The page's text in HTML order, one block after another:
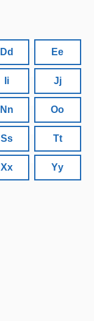
Dd Ee
Ii Jj
Nn Oo
Ss Tt
Xx Yy